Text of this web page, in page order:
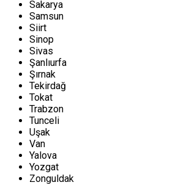
Sakarya
Samsun
Siirt
Sinop
Sivas
Şanlıurfa
Şırnak
Tekirdağ
Tokat
Trabzon
Tunceli
Uşak
Van
Yalova
Yozgat
Zonguldak